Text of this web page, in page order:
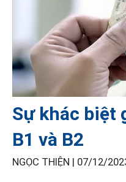
Sự khác biệt
B1 và B2
NGỌC THIỆN | 07/12/